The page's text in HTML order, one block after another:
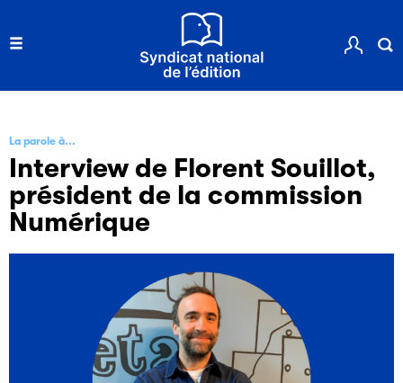
La parole à...
Interview de Florent Souillot,
président de la commission
Numérique